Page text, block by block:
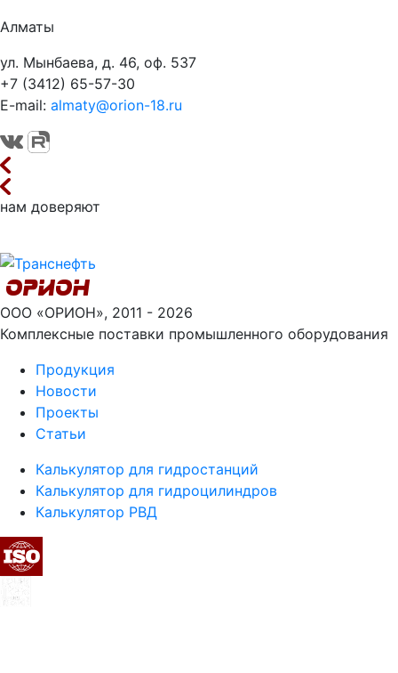
Алматы
ул. Мынбаева, д. 46, оф. 537
+7 (3412) 65-57-30
E-mail: almaty@orion-18.ru
нам доверяют
ООО «ОРИОН», 2011 - 2026
Комплексные поставки промышленного оборудования
Продукция
Новости
Проекты
Статьи
Калькулятор для гидростанций
Калькулятор для гидроцилиндров
Калькулятор РВД